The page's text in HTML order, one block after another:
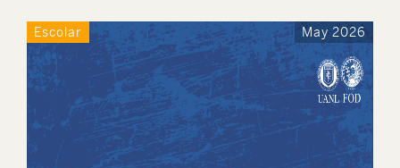
Escolar May 2026